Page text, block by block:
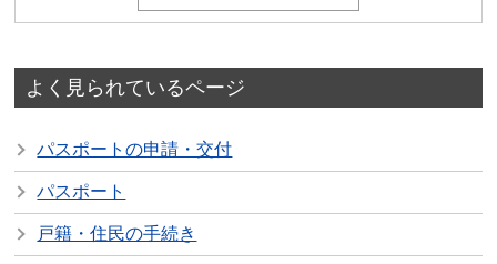
よく見られているページ
パスポートの申請・交付
パスポート
戸籍・住民の手続き